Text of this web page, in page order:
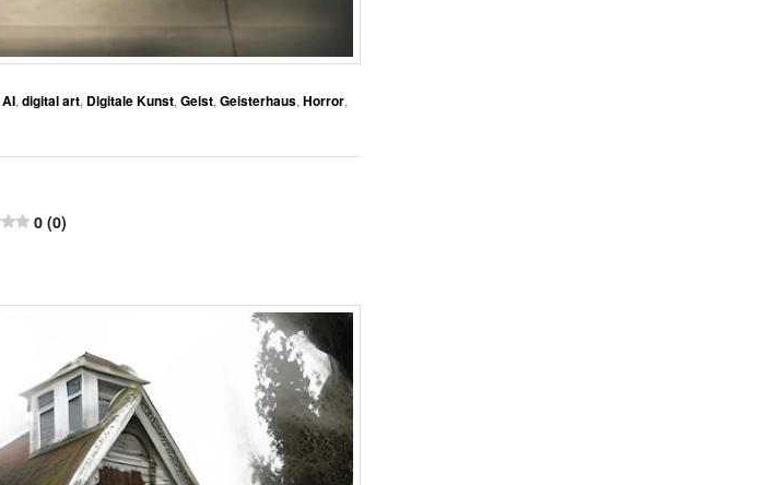
AI,digital art, Digitale Kunst,Geist,Geisterhaus,Horror,
0 (0)